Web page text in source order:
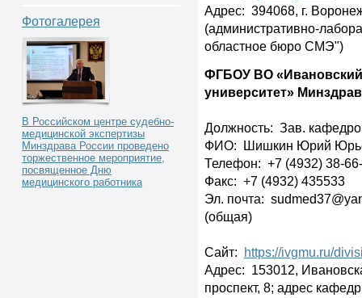
Центральный федеральный округ -
Фотогалерея
В Российском центре судебно-
медицинской экспертизы
Минздрава России проведено
торжественное мероприятие,
посвященное Дню
медицинского работника
Адрес: 394068, г.
(административно-
областное бюро СМЭ")
ФГБОУ ВО
университет»
Должность: Зав.
ФИО: Шишкин Юрий
Телефон: +7 (4932) 38-
Факс: +7 (4932) 435533
Эл. почта:
(общая)
Сайт: https://ivgmu.ru/
Адрес: 153012,
проспект, 8; адрес